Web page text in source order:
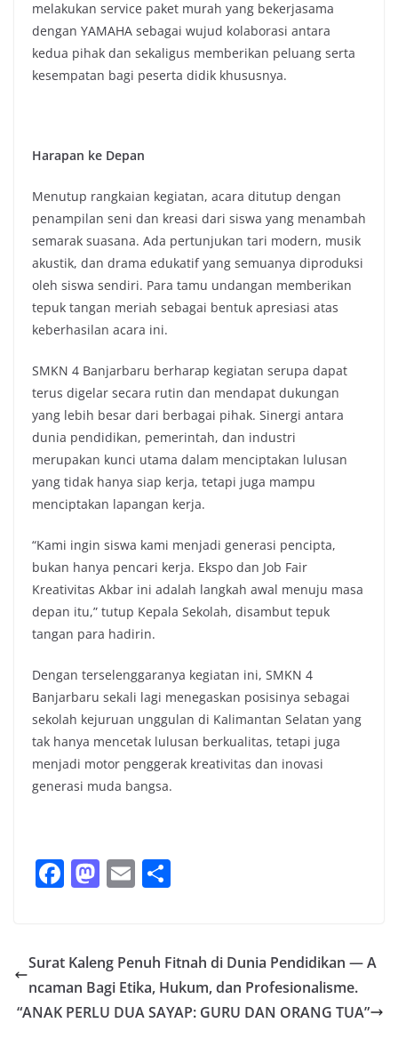
melakukan service paket murah yang bekerjasama
dengan YAMAHA sebagai wujud kolaborasi antara
kedua pihak dan sekaligus memberikan peluang serta
kesempatan bagi peserta didik khususnya.
Harapan ke Depan
Menutup rangkaian kegiatan, acara ditutup dengan
penampilan seni dan kreasi dari siswa yang menambah
semarak suasana. Ada pertunjukan tari modern, musik
akustik, dan drama edukatif yang semuanya diproduksi
oleh siswa sendiri. Para tamu undangan memberikan
tepuk tangan meriah sebagai bentuk apresiasi atas
keberhasilan acara ini.
SMKN 4 Banjarbaru berharap kegiatan serupa dapat
terus digelar secara rutin dan mendapat dukungan
yang lebih besar dari berbagai pihak. Sinergi antara
dunia pendidikan, pemerintah, dan industri
merupakan kunci utama dalam menciptakan lulusan
yang tidak hanya siap kerja, tetapi juga mampu
menciptakan lapangan kerja.
“Kami ingin siswa kami menjadi generasi pencipta,
bukan hanya pencari kerja. Ekspo dan Job Fair
Kreativitas Akbar ini adalah langkah awal menuju masa
depan itu,” tutup Kepala Sekolah, disambut tepuk
tangan para hadirin.
Dengan terselenggaranya kegiatan ini, SMKN 4
Banjarbaru sekali lagi menegaskan posisinya sebagai
sekolah kejuruan unggulan di Kalimantan Selatan yang
tak hanya mencetak lulusan berkualitas, tetapi juga
menjadi motor penggerak kreativitas dan inovasi
generasi muda bangsa.
F
e
b
o
M
o
d
o
E
l e
Surat Kaleng Penuh Fitnah di Dunia Pendidikan — A
ncaman Bagi Etika, Hukum, dan Profesionalisme.
“ANAK PERLU DUA SAYAP: GURU DAN ORANG TUA”